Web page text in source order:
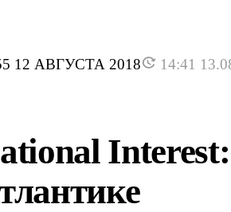
12 АВГУСТА 2018 14:41